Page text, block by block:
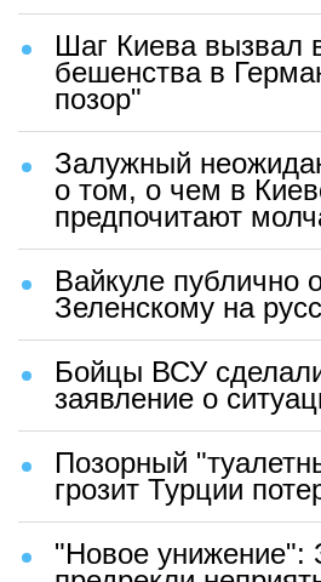
Шаг Киева вызвал
бешенства в
позор"
Залужный
о том, о чем в
предпочитают
Вайкуле публично
Зеленскому на
Бойцы ВСУ
заявление о
Позорный
грозит Турции
"Новое унижение":